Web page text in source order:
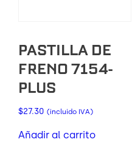
PASTILLA DE
FRENO 7154-
PLUS
$27.30 (incluido IVA)
Añadir al carrito